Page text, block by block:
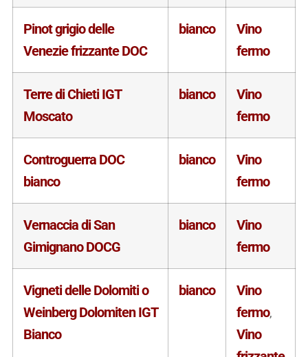
Pinot grigio delle
Venezie frizzante DOC
bianco
Vino
fermo
Terre di Chieti IGT
Moscato
bianco
Vino
fermo
Controguerra DOC
bianco
bianco
Vino
fermo
Vernaccia di San
Gimignano DOCG
bianco
Vino
fermo
Vigneti delle Dolomiti o
Weinberg Dolomiten IGT
Bianco
bianco
Vino
fermo,
Vino